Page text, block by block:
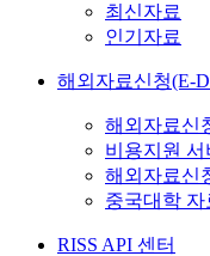
최신자료
인기자료
해외자료신청(E-
해외자료신
비용지원 서
해외자료신
중국대학 자
RISS API 센터